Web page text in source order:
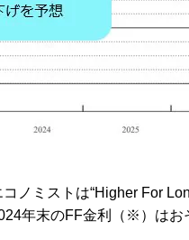
ノミストは“Higher For
年末のFF金利（※）はお